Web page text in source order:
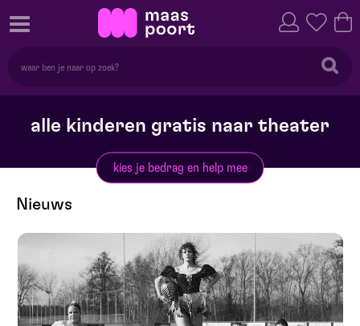
alle kinderen gratis naar theater
kies je bedrag en help mee
Nieuws